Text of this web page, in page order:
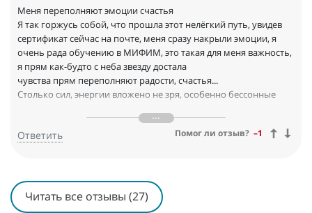
Меня переполняют эмоции счастья
Я так горжусь собой, что прошла этот нелёгкий путь, увидев
сертификат сейчас на почте, меня сразу накрыли эмоции, я
очень рада обучению в МИФИМ, это такая для меня важность,
я прям как-будто с неба звезду достала
чувства прям переполняют радости, счастья...
Столько сил, энергии вложено не зря, особенно бессонные
Девочки, мы прошли этот нелёгкий путь! Я Вас от всей души
поздравляю с окончанием обучения
Желаю вам удачи, митохондриальной энергии, чтобы
здоровье у всех было на самом высоком превентивном
уровне, никогда не болейте и будьте здоровы!
Ответить Помог ли отзыв? –1
Читать все отзывы (27)